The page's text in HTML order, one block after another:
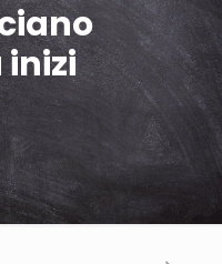
inizi